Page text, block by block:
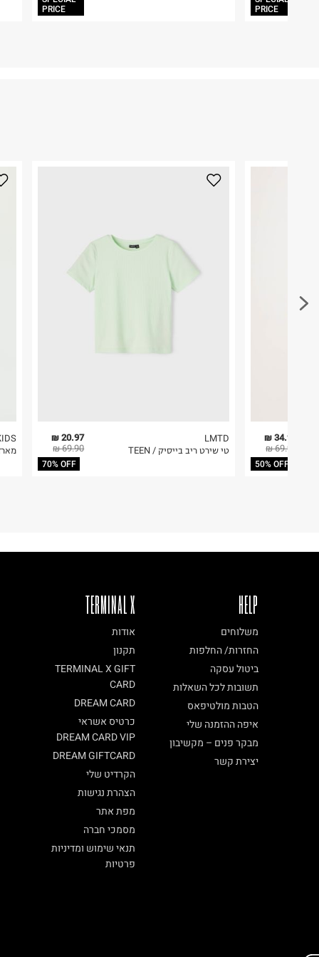
PRICE
PRICE
מארז 3
20.97 ₪
69.90 ₪
70% OFF
LMTD
טי שירט ריב בייסיק / TEEN
34.95 ₪
69.90 ₪
50% OFF
TERMINAL X
אודות
תקנון
TERMINAL X GIFT
CARD
DREAM CARD
כרטיס אשראי
DREAM CARD VIP
DREAM GIFTCARD
הקרדיט שלי
הצהרת נגישות
מפת אתר
מסמכי חברה
תנאי שימוש ומדיניות
פרטיות
HELP
משלוחים
החזרות/ החלפות
ביטול עסקה
תשובות לכל השאלות
הטבות מולטיפאס
איפה ההזמנה שלי
מבקר פנים – מקשיבון
יצירת קשר